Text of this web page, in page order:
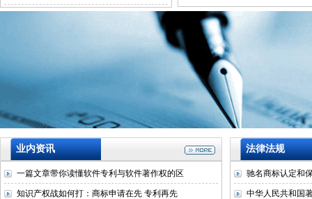
业内资讯
一篇文章带你读懂软件专利与软件著作权的区
知识产权战如何打：商标申请在先 专利再先
法律法规
驰名商标认定和
中华人民共和国